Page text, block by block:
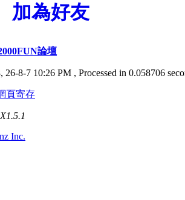
加為好友
論壇
26-8-7 10:26 PM , Processed in 0.058706
頁寄存
X1.5.1
Inc.